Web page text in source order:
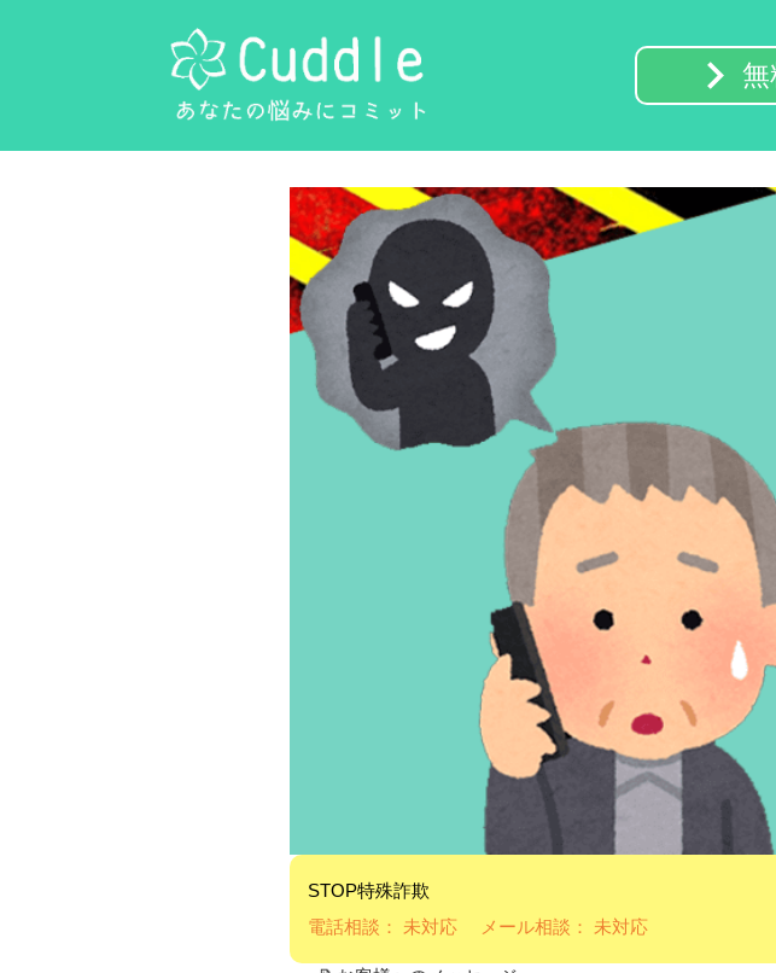
keyboard_arrow_right無
STOP特殊詐欺
電話相談： 未対応 メール相談： 未対応